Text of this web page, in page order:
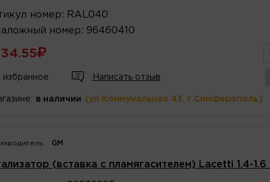
номер : RAL040
номер : 96460410
избранное Написать отзыв
в наличии (ул.Коммунальная 43, г.Симферополь)
GM
(вставка с пламягасителем) Lacetti 1.4-1.6